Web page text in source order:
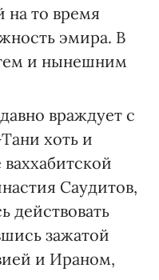
то время
эмира. В
и нынешним
враждует с
хоть и
Саудитов,
действовать
зажатой
и Ираном,